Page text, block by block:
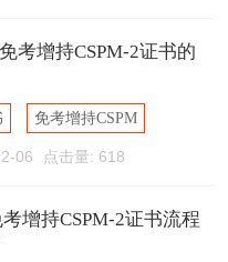
考增持CSPM-2证书的
免考增持CSPM
06 点击量: 618
增持CSPM-2证书流程